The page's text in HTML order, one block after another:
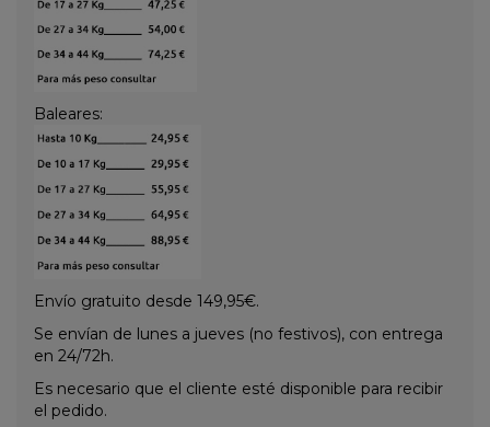
Baleares:
Envío gratuito desde 149,95€.
Se envían de lunes a jueves (no festivos), con entrega
en 24/72h.
Es necesario que el cliente esté disponible para recibir
el pedido.